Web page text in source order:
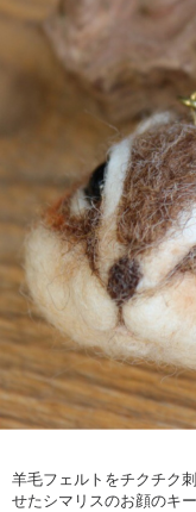
羊毛フェルトをチクチク
せたシマリスのお顔のキ